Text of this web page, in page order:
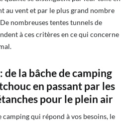
au vent et par le plus grand nombre
nombreuses tentes tunnels de
à ces critères en ce qui concerne
la bâche de camping
en passant par les
pour le plein air
qui répond à vos besoins, le